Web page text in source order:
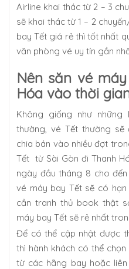
Airline khai thác từ 2 – 3
sẽ khai thác từ 1 – 2
bay Tết giá rẻ thì tốt nhất
văn phòng vé uy tín gần
Nên săn vé
Hóa vào thời
Không giống như
thường, vé Tết thường
chia bán vào nhiều đợt
Tết từ Sài Gòn đi Thanh
ngày đầu tháng 8 cho
vé máy bay Tết sẽ có
cần tranh thủ book thật
máy bay Tết sẽ rẻ nhất
Để có thể cập nhật được
thì hành khách có thể
từ các hãng bay hoặc